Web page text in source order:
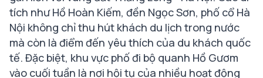
tích như Hồ Hoàn Kiếm, đền Ngọc Sơn, phố cổ Hà
Nội không chỉ thu hút khách du lịch trong nước
mà còn là điểm đến yêu thích của du khách quốc
tế. Đặc biệt, khu vực phố đi bộ quanh Hồ Gươm
vào cuối tuần là nơi hội tụ của nhiều hoạt động